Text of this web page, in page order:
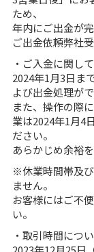
ため、
年内にご出金が
ご出金依頼弊社
・ご入金に関して
2024年1月3日ま
よび出金処理が
また、操作の際
業は2024年1月4
ださい。
あらかじめ余裕
※休業時間帯及
ません。
お客様にはご不
い。
・取引時間につ